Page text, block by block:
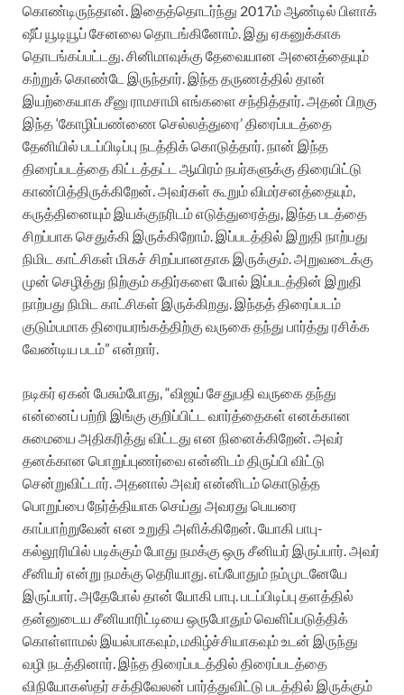
கொண்டிருந்தான். இதைத்தொடர்ந்து 2017ம் ஆண்டில் பிளாக்
ஷீப் யூடியூப் சேனலை தொடங்கினோம். இது ஏகனுக்காக
தொடங்கப்பட்டது. சினிமாவுக்கு தேவையான அனைத்தையும்
கற்றுக் கொண்டே இருந்தார். இந்த தருணத்தில் தான்
இயற்கையாக சீனு ராமசாமி எங்களை சந்தித்தார். அதன் பிறகு
இந்த ‘கோழிப்பண்ணை செல்லத்துரை’ திரைப்படத்தை
தேனியில் படப்பிடிப்பு நடத்திக் கொடுத்தார். நான் இந்த
திரைப்படத்தை கிட்டத்தட்ட ஆயிரம் நபர்களுக்கு திரையிட்டு
காண்பித்திருக்கிறேன். அவர்கள் கூறும் விமர்சனத்தையும்,
கருத்தினையும் இயக்குநரிடம் எடுத்துரைத்து, இந்த படத்தை
சிறப்பாக செதுக்கி இருக்கிறோம். இப்படத்தில் இறுதி நாற்பது
நிமிட காட்சிகள் மிகச் சிறப்பானதாக இருக்கும். அறுவடைக்கு
முன் செழித்து நிற்கும் கதிர்களை போல் இப்படத்தின் இறுதி
நாற்பது நிமிட காட்சிகள் இருக்கிறது. இந்தத் திரைப்படம்
குடும்பமாக திரையரங்கத்திற்கு வருகை தந்து பார்த்து ரசிக்க
வேண்டிய படம்” என்றார்.
நடிகர் ஏகன் பேசும்போது, “விஜய் சேதுபதி வருகை தந்து
என்னைப் பற்றி இங்கு குறிப்பிட்ட வார்த்தைகள் எனக்கான
சுமையை அதிகரித்து விட்டது என நினைக்கிறேன். அவர்
தனக்கான பொறுப்புணர்வை என்னிடம் திருப்பி விட்டு
சென்றுவிட்டார். அதனால் அவர் என்னிடம் கொடுத்த
பொறுப்பை நேர்த்தியாக செய்து அவரது பெயரை
காப்பாற்றுவேன் என உறுதி அளிக்கிறேன். யோகி பாபு-
கல்லூரியில் படிக்கும் போது நமக்கு ஒரு சீனியர் இருப்பார்.‌ அவர்
சீனியர் என்று நமக்கு தெரியாது. எப்போதும் நம்முடனேயே
இருப்பார். அதேபோல் தான் யோகி பாபு. படப்பிடிப்பு தளத்தில்
தன்னுடைய சீனியாரிட்டியை ஒருபோதும் வெளிப்படுத்திக்
கொள்ளாமல் இயல்பாகவும், மகிழ்ச்சியாகவும் உடன் இருந்து
வழி நடத்தினார். இந்த திரைப்படத்தில் திரைப்படத்தை
விநியோகஸ்தர் சக்திவேலன் பார்த்துவிட்டு படத்தில் இருக்கும்